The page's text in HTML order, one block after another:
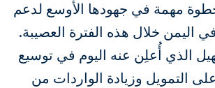
مهمة في جهودها الأوسع لدعم
اليمن خلال هذه الفترة العصيبة.
الذي أُعلِن عنه اليوم في توسيع
التمويل وزيادة الواردات من